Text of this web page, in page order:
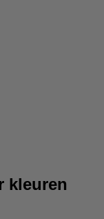
kleuren